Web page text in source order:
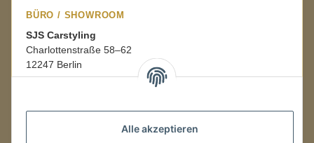
Alle akzeptieren
BÜRO / SHOWROOM
SJS Carstyling
Charlottenstraße 58–62
12247 Berlin
08:00–16:00 Uhr